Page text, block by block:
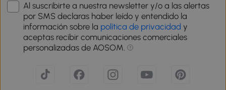
Al suscribirte a nuestra newsletter y/o a las alertas
por SMS declaras haber leído y entendido la
información sobre la política de privacidad y
aceptas recibir comunicaciones comerciales
personalizadas de AOSOM.